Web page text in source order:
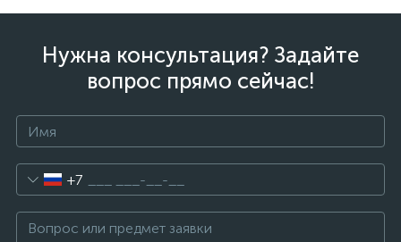
Нужна консультация? Задайте
вопрос прямо сейчас!
+7